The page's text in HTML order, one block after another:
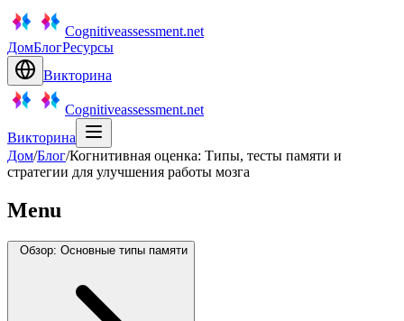
Cognitiveassessment.net
ДомБлогРесурсы
Викторина
Cognitiveassessment.net
Викторина
Дом/Блог/Когнитивная оценка: Типы, тесты памяти и
стратегии для улучшения работы мозга
Menu
Обзор: Основные типы памяти